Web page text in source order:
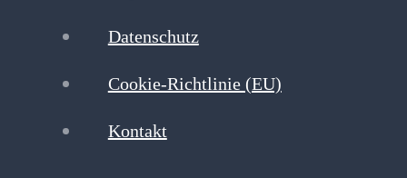
Datenschutz
Cookie-Richtlinie (EU)
Kontakt